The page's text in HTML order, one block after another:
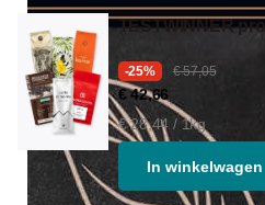
TESTWINNER
-25% € 57,05
€ 42,66
€ 28,44 / 1kg
In winkelwagen